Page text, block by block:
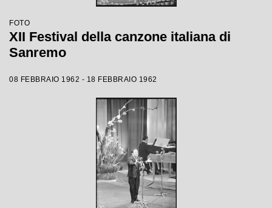
FOTO
XII Festival della canzone italiana di
Sanremo
08 FEBBRAIO 1962 - 18 FEBBRAIO 1962